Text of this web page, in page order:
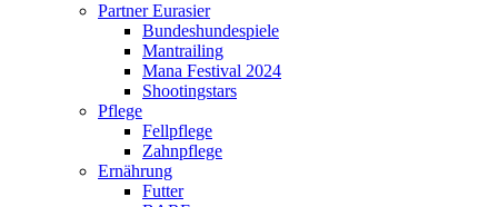
Partner Eurasier
Bundeshundespiele
Mantrailing
Mana Festival 2024
Shootingstars
Pflege
Fellpflege
Zahnpflege
Ernährung
Futter